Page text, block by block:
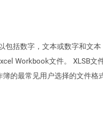
包括数字，文本或数字和文
Workbook文件。 XLSB文
的最常见用户选择的文件格